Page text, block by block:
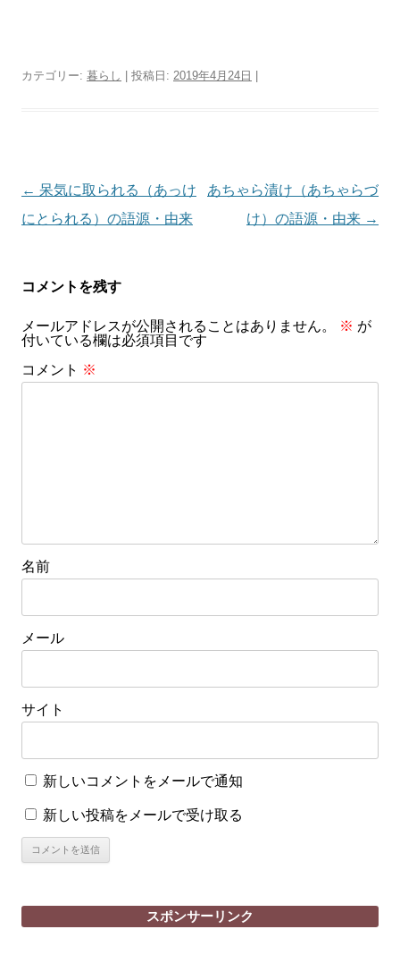
カテゴリー: 暮らし | 投稿日: 2019年4月24日
投
稿
ー
← 呆気に取られる（あっけ
にとられる）の語源・由来
あちゃら漬け（あちゃらづ
け）の語源・由来 →
コメントを残す
メールアドレスが公開されることはありません。 ※ が
付いている欄は必須項目です
コメント ※
名前
メール
サイト
新しいコメントをメールで通知
新しい投稿をメールで受け取る
スポンサーリンク